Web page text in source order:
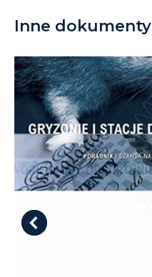
Inne dokumenty